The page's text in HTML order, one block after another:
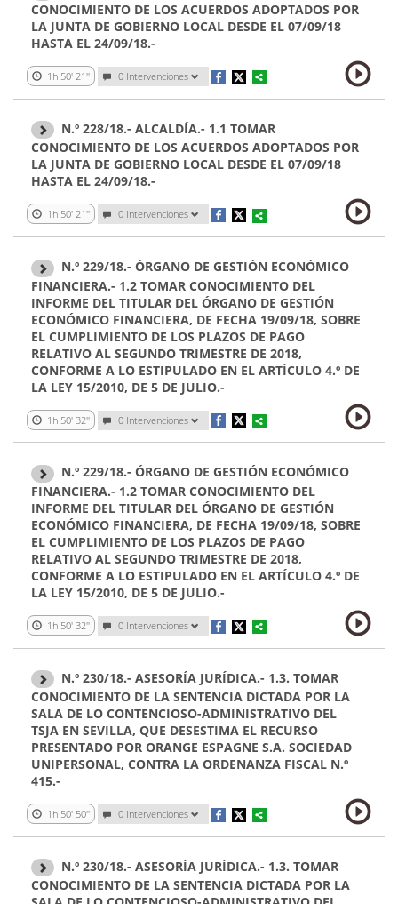
CONOCIMIENTO DE LOS ACUERDOS ADOPTADOS POR
LA JUNTA DE GOBIERNO LOCAL DESDE EL 07/09/18
HASTA EL 24/09/18.-
1h 50' 21'' 0 Intervenciones
N.º 228/18.- ALCALDÍA.- 1.1 TOMAR
CONOCIMIENTO DE LOS ACUERDOS ADOPTADOS POR
LA JUNTA DE GOBIERNO LOCAL DESDE EL 07/09/18
HASTA EL 24/09/18.-
1h 50' 21'' 0 Intervenciones
N.º 229/18.- ÓRGANO DE GESTIÓN ECONÓMICO
FINANCIERA.- 1.2 TOMAR CONOCIMIENTO DEL
INFORME DEL TITULAR DEL ÓRGANO DE GESTIÓN
ECONÓMICO FINANCIERA, DE FECHA 19/09/18, SOBRE
EL CUMPLIMIENTO DE LOS PLAZOS DE PAGO
RELATIVO AL SEGUNDO TRIMESTRE DE 2018,
CONFORME A LO ESTIPULADO EN EL ARTÍCULO 4.º DE
LA LEY 15/2010, DE 5 DE JULIO.-
1h 50' 32'' 0 Intervenciones
N.º 229/18.- ÓRGANO DE GESTIÓN ECONÓMICO
FINANCIERA.- 1.2 TOMAR CONOCIMIENTO DEL
INFORME DEL TITULAR DEL ÓRGANO DE GESTIÓN
ECONÓMICO FINANCIERA, DE FECHA 19/09/18, SOBRE
EL CUMPLIMIENTO DE LOS PLAZOS DE PAGO
RELATIVO AL SEGUNDO TRIMESTRE DE 2018,
CONFORME A LO ESTIPULADO EN EL ARTÍCULO 4.º DE
LA LEY 15/2010, DE 5 DE JULIO.-
1h 50' 32'' 0 Intervenciones
N.º 230/18.- ASESORÍA JURÍDICA.- 1.3. TOMAR
CONOCIMIENTO DE LA SENTENCIA DICTADA POR LA
SALA DE LO CONTENCIOSO-ADMINISTRATIVO DEL
TSJA EN SEVILLA, QUE DESESTIMA EL RECURSO
PRESENTADO POR ORANGE ESPAGNE S.A. SOCIEDAD
UNIPERSONAL, CONTRA LA ORDENANZA FISCAL N.º
415.-
1h 50' 50'' 0 Intervenciones
N.º 230/18.- ASESORÍA JURÍDICA.- 1.3. TOMAR
CONOCIMIENTO DE LA SENTENCIA DICTADA POR LA